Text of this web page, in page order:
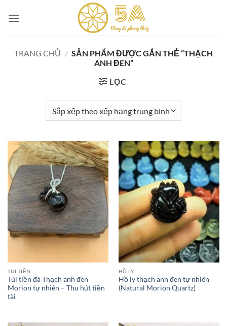
TRANG CHỦ / SẢN PHẨM ĐƯỢC GẮN THẺ “THẠCH
ANH ĐEN”
LỌC
TÚI TIỀN
Túi tiền đá Thạch anh đen
Morion tự nhiên – Thu hút tiền
tài
HỒ LY
Hồ ly thạch anh đen tự nhiên
(Natural Morion Quartz)